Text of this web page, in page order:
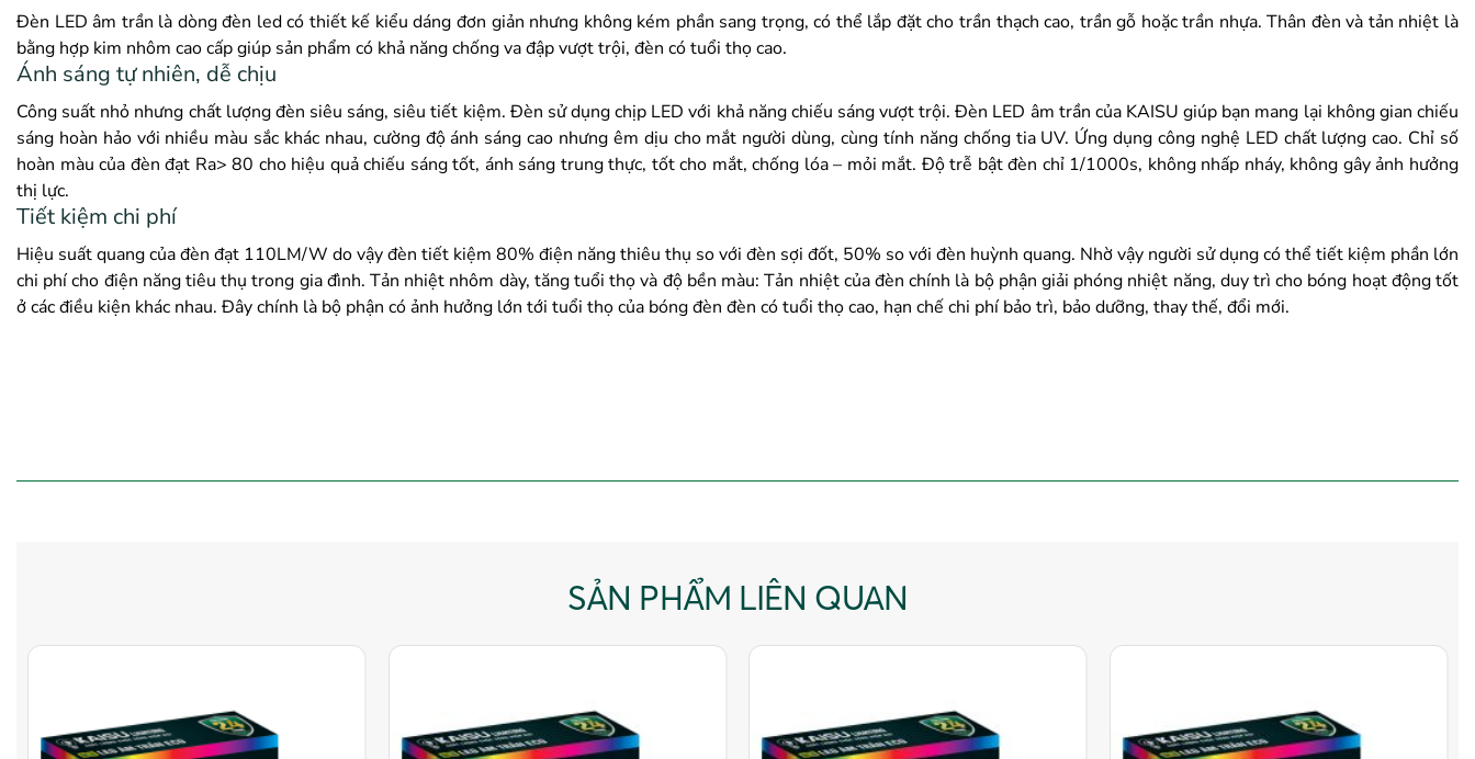
Đèn LED âm trần là dòng đèn led có thiết kế kiểu dáng đơn giản nhưng không kém phần sang trọng, có thể lắp đặt cho trần thạch cao, trần gỗ hoặc trần nhựa. Thân đèn và tản nhiệt là
bằng hợp kim nhôm cao cấp giúp sản phẩm có khả năng chống va đập vượt trội, đèn có tuổi thọ cao.
Ánh sáng tự nhiên, dễ chịu
Công suất nhỏ nhưng chất lượng đèn siêu sáng, siêu tiết kiệm. Đèn sử dụng chịp LED với khả năng chiếu sáng vượt trội. Đèn LED âm trần của KAISU giúp bạn mang lại không gian chiếu
sáng hoàn hảo với nhiều màu sắc khác nhau, cường độ ánh sáng cao nhưng êm dịu cho mắt người dùng, cùng tính năng chống tia UV. Ứng dụng công nghệ LED chất lượng cao. Chỉ số
hoàn màu của đèn đạt Ra> 80 cho hiệu quả chiếu sáng tốt, ánh sáng trung thực, tốt cho mắt, chống lóa – mỏi mắt. Độ trễ bật đèn chỉ 1/1000s, không nhấp nháy, không gây ảnh hưởng
thị lực.
Tiết kiệm chi phí
Hiệu suất quang của đèn đạt 110LM/W do vậy đèn tiết kiệm 80% điện năng thiêu thụ so với đèn sợi đốt, 50% so với đèn huỳnh quang. Nhờ vậy người sử dụng có thể tiết kiệm phần lớn
chi phí cho điện năng tiêu thụ trong gia đình. Tản nhiệt nhôm dày, tăng tuổi thọ và độ bền màu: Tản nhiệt của đèn chính là bộ phận giải phóng nhiệt năng, duy trì cho bóng hoạt động tốt
ở các điều kiện khác nhau. Đây chính là bộ phận có ảnh hưởng lớn tới tuổi thọ của bóng đèn đèn có tuổi thọ cao, hạn chế chi phí bảo trì, bảo dưỡng, thay thế, đổi mới.
SẢN PHẨM LIÊN QUAN